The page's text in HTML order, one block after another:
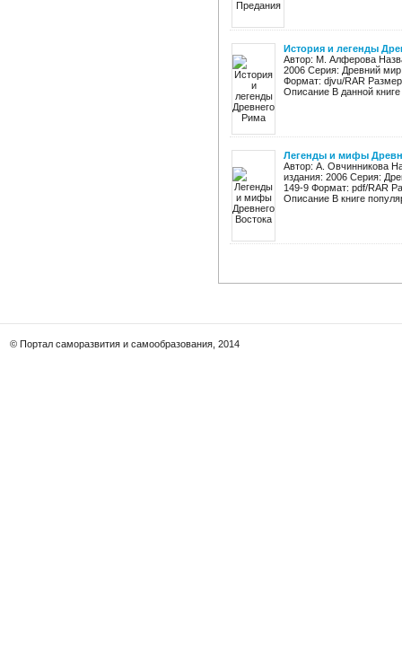
История и легенды
Автор: М. Алферова
2006 Серия: Древний
Формат: djvu/RAR
Описание В данной
Легенды и мифы
Автор: А. Овчинникова
издания: 2006 Серия:
149-9 Формат: pdf/RAR
Описание В книге
© Портал саморазвития и самообразования, 2014